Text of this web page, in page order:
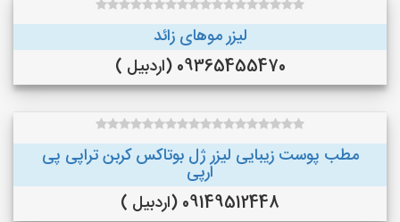
لیزر موهای زائد
09365455470 (اردبیل )
مطب پوست زیبایی لیزر ژل بوتاکس کربن تراپی پی
ارپی
09149512448 (اردبیل )